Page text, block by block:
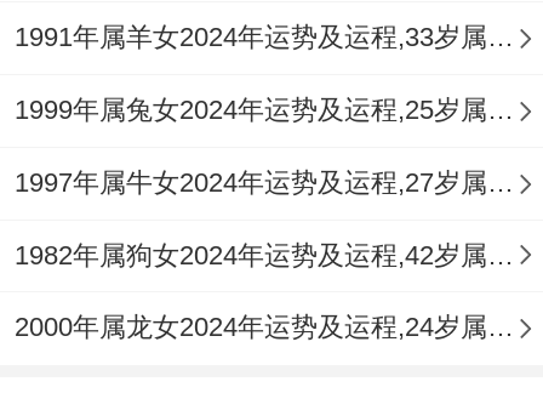
健康状况
健康运，2022年总体良好，以预防保健为
无大疾病，唯情绪波动大，随生活节奏快，
那放松时间少，想维持健康，接休闲活动，
愉悦，此乃养生之年尽注重调理，这旧疾可
1991年属羊女2024年运势及运程,33岁属羊人2024全年每月运势女性如何
1999年属兔女2024年运势及运程,25岁属兔人2024全年每月运势女性如何
1997年属牛女2024年运势及运程,27岁属牛人2024全年每月运势女性如何
1982年属狗女2024年运势及运程,42岁属狗人2024全年每月运势女性如何
2000年属龙女2024年运势及运程,24岁属龙人2024全年每月运势女性如何